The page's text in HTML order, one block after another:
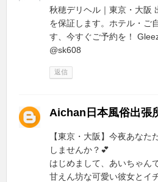
秋穂デリヘル｜東京・大阪
を保証します。ホテル・ご
す、今すぐご予約を！
@sk608
返信
Aichan日本風俗出張
【東京・大阪】今夜あなた
しませんか？💕
はじめまして、あいちゃん
甘えん坊な可愛い彼女とイ